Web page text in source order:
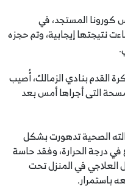
كورونا المستجد، في
نتيجتها إيجابية، وتم حجزه
القدم بنادي الزمالك، أُصيب
التى أجراها أمس بعد
الصحية تدهورت بشكل
درجة الحرارة، وفقد حاسة
العلاجي في المنزل تحت
باستمرار.